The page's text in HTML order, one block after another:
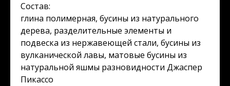
Состав:
глина полимерная, бусины из натурального
дерева, разделительные элементы и
подвеска из нержавеющей стали, бусины из
вулканической лавы, матовые бусины из
натуральной яшмы разновидности Джаспер
Пикассо